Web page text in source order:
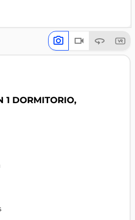
1 DORMITORIO,